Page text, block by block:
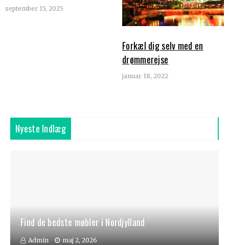
september 15, 2025
Forkæl dig selv med en
drømmerejse
januar 18, 2022
Nyeste Indlæg
Find de bedste møbler i Nordjylland
Admin maj 2, 2026